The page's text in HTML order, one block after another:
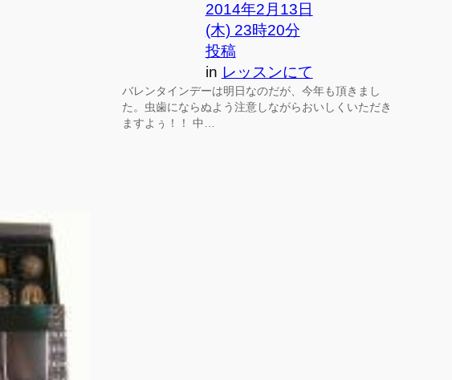
2014年2月13日
(木) 23時20分
投稿
in レッスンにて
バレンタインデーは明日なのだが、今年も頂きまし
た。虫歯にならぬよう注意しながらおいしくいただき
ますよぅ！！ 中…